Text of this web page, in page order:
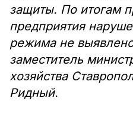
защиты. По итогам
предприятия
режима не
заместитель
хозяйства
Ридный.